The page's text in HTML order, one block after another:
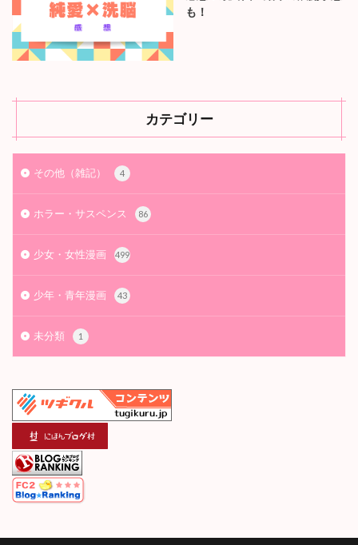
も！
カテゴリー
その他（雑記） 4
ホラー・サスペンス 86
少女・女性漫画 499
少年・青年漫画 43
未分類 1